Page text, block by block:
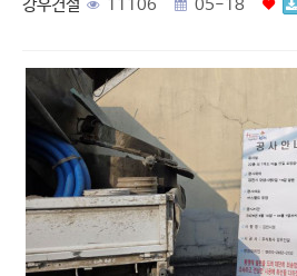
강우건설 11106 05-18